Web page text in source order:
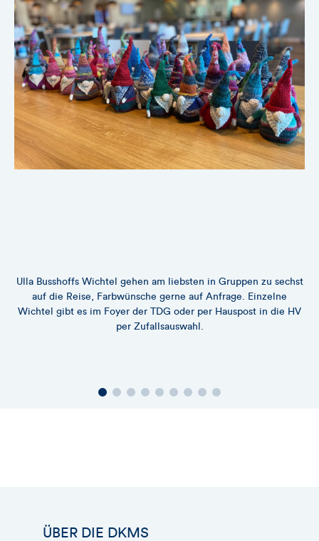
Ulla Busshoffs Wichtel gehen am liebsten in Gruppen zu sechst
auf die Reise, Farbwünsche gerne auf Anfrage. Einzelne
Wichtel gibt es im Foyer der TDG oder per Hauspost in die HV
per Zufallsauswahl.
ÜBER DIE DKMS